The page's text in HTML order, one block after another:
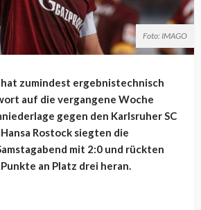
Foto: IMAGO
hat zumindest ergebnistechnisch
auf die vergangene Woche
gegen den Karlsruher SC
Rostock siegten die
mit 2:0 und rückten
an Platz drei heran.